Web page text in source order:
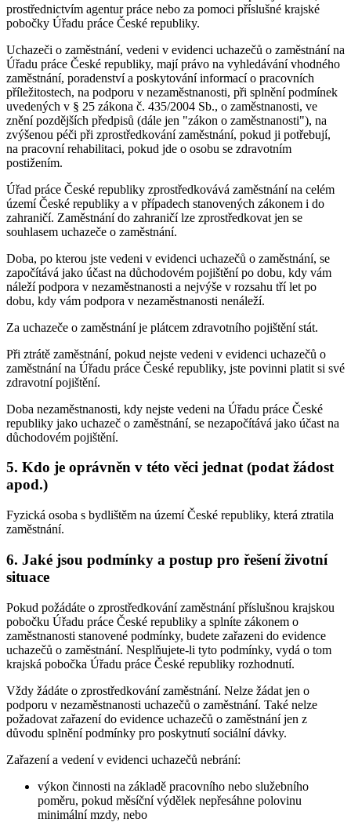
prostřednictvím agentur práce nebo za pomoci příslušné krajské
pobočky Úřadu práce České republiky.
Uchazeči o zaměstnání, vedeni v evidenci uchazečů o zaměstnání na
Úřadu práce České republiky, mají právo na vyhledávání vhodného
zaměstnání, poradenství a poskytování informací o pracovních
příležitostech, na podporu v nezaměstnanosti, při splnění podmínek
uvedených v § 25 zákona č. 435/2004 Sb., o zaměstnanosti, ve
znění pozdějších předpisů (dále jen "zákon o zaměstnanosti"), na
zvýšenou péči při zprostředkování zaměstnání, pokud ji potřebují,
na pracovní rehabilitaci, pokud jde o osobu se zdravotním
postižením.
Úřad práce České republiky zprostředkovává zaměstnání na celém
území České republiky a v případech stanovených zákonem i do
zahraničí. Zaměstnání do zahraničí lze zprostředkovat jen se
souhlasem uchazeče o zaměstnání.
Doba, po kterou jste vedeni v evidenci uchazečů o zaměstnání, se
započítává jako účast na důchodovém pojištění po dobu, kdy vám
náleží podpora v nezaměstnanosti a nejvýše v rozsahu tří let po
dobu, kdy vám podpora v nezaměstnanosti nenáleží.
Za uchazeče o zaměstnání je plátcem zdravotního pojištění stát.
Při ztrátě zaměstnání, pokud nejste vedeni v evidenci uchazečů o
zaměstnání na Úřadu práce České republiky, jste povinni platit si své
zdravotní pojištění.
Doba nezaměstnanosti, kdy nejste vedeni na Úřadu práce České
republiky jako uchazeč o zaměstnání, se nezapočítává jako účast na
důchodovém pojištění.
5. Kdo je oprávněn v této věci jednat (podat žádost
apod.)
Fyzická osoba s bydlištěm na území České republiky, která ztratila
zaměstnání.
6. Jaké jsou podmínky a postup pro řešení životní
situace
Pokud požádáte o zprostředkování zaměstnání příslušnou krajskou
pobočku Úřadu práce České republiky a splníte zákonem o
zaměstnanosti stanovené podmínky, budete zařazeni do evidence
uchazečů o zaměstnání. Nesplňujete-li tyto podmínky, vydá o tom
krajská pobočka Úřadu práce České republiky rozhodnutí.
Vždy žádáte o zprostředkování zaměstnání. Nelze žádat jen o
podporu v nezaměstnanosti uchazečů o zaměstnání. Také nelze
požadovat zařazení do evidence uchazečů o zaměstnání jen z
důvodu splnění podmínky pro poskytnutí sociální dávky.
Zařazení a vedení v evidenci uchazečů nebrání:
výkon činnosti na základě pracovního nebo služebního
poměru, pokud měsíční výdělek nepřesáhne polovinu
minimální mzdy, nebo